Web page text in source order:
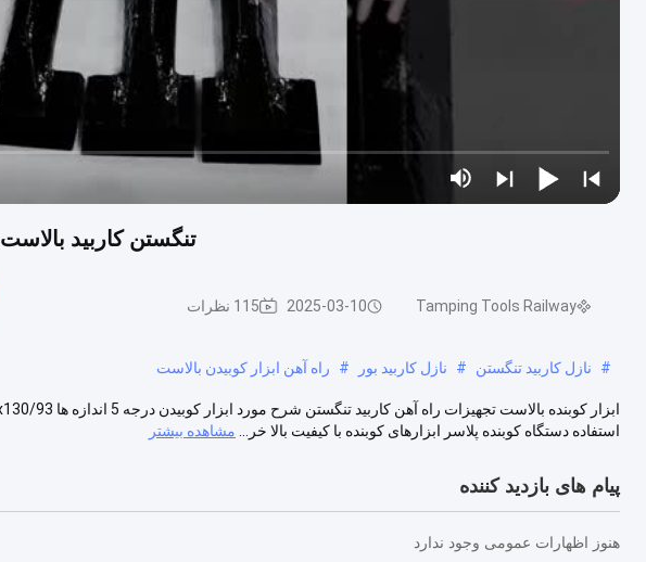
تنگستن کاربید بالاست Tamping Tools Railway 70x500
Tamping Tools Railway
2025-03-10 115 نظرات
# نازل کاربید تنگستن # نازل کاربید بور # راه آهن ابزار کوبیدن بالاست
استفاده دستگاه کوبنده پلاسر ابزارهای کوبنده با کیفیت بالا خر...
مشاهده بیشتر
پیام های بازدید کننده
هنوز اظهارات عمومی وجود ندارد